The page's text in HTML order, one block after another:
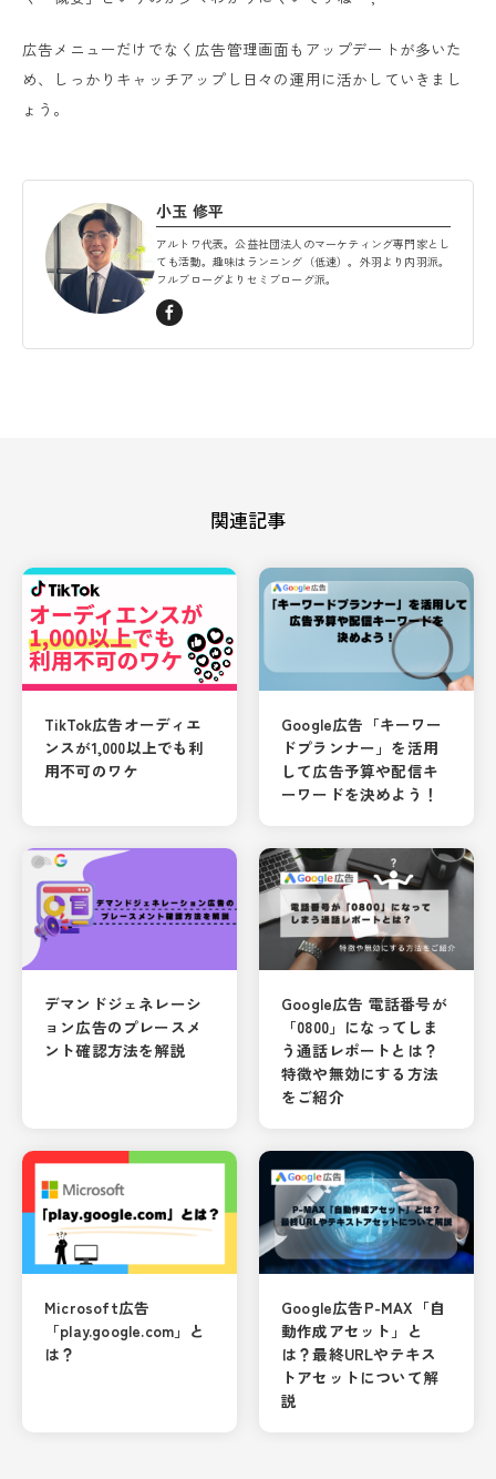
広告メニューだけでなく広告管理画面もアップデートが多いた
め、しっかりキャッチアップし日々の運用に活かしていきまし
ょう。
小玉 修平
アルトワ代表。公益社団法人のマーケティング専門家とし
ても活動。趣味はランニング（低速）。外羽より内羽派。
フルブローグよりセミブローグ派。
関連記事
TikTok広告オーディエ
ンスが1,000以上でも利
用不可のワケ
Google広告「キーワー
ドプランナー」を活用
して広告予算や配信キ
ーワードを決めよう！
デマンドジェネレーシ
ョン広告のプレースメ
ント確認方法を解説
Google広告 電話番号が
「0800」になってしま
う通話レポートとは？
特徴や無効にする方法
をご紹介
Microsoft広告
「play.google.com」と
は？
Google広告P-MAX「自
動作成アセット」と
は？最終URLやテキス
トアセットについて解
説